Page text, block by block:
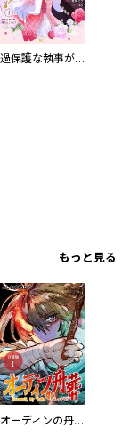
過保護な執事が私の婚活を邪魔してきます！ 分冊版
もっと見る
オーディンの舟葬 分冊版